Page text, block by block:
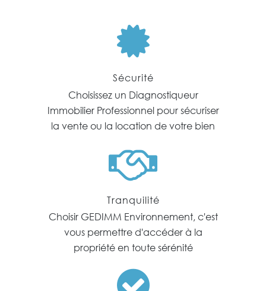
Sécurité
Choisissez un Diagnostiqueur
Immobilier Professionnel pour sécuriser
la vente ou la location de votre bien
Tranquilité
Choisir GEDIMM Environnement, c'est
vous permettre d'accéder à la
propriété en toute sérénité